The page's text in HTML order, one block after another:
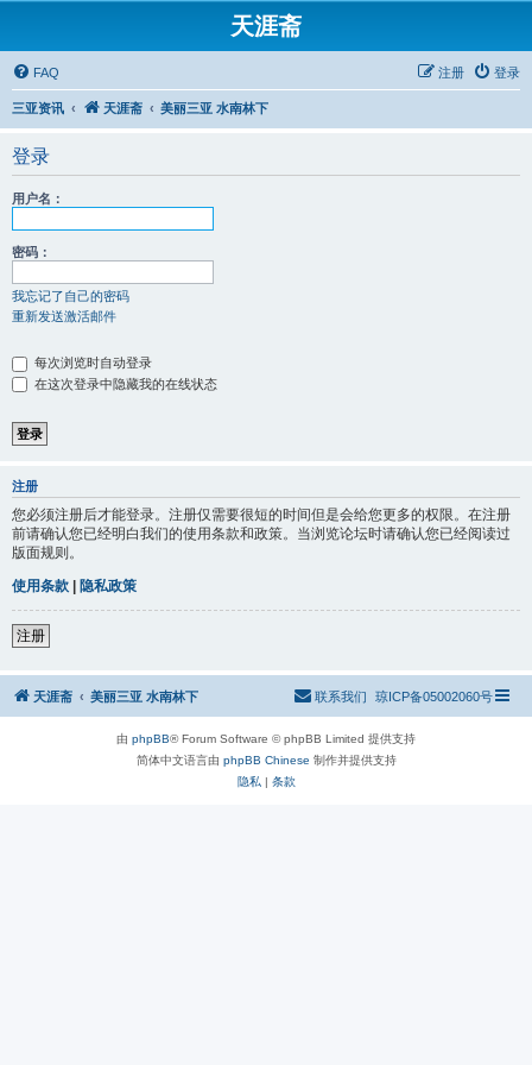
天涯斋
FAQ 登录
注册
三亚资讯 天涯斋 美丽三亚 水南林下
登录
用户名：
密码：
我忘记了自己的密码
重新发送激活邮件
每次浏览时自动登录
在这次登录中隐藏我的在线状态
注册
您必须注册后才能登录。注册仅需要很短的时间但是会给您更多的权限。在注册
前请确认您已经明白我们的使用条款和政策。当浏览论坛时请确认您已经阅读过
版面规则。
使用条款 | 隐私政策
注册
天涯斋 美丽三亚 水南林下 琼ICP备05002060号
联系我们
由 phpBB® Forum Software © phpBB Limited 提供支持
简体中文语言由 phpBB Chinese 制作并提供支持
隐私 | 条款